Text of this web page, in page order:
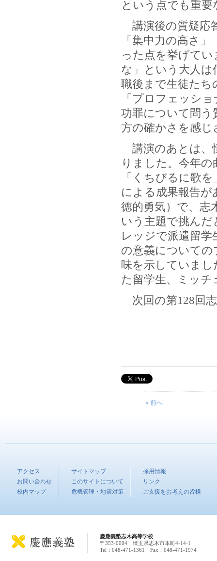
という点でも重
講演後の質疑応
「集中力の高さ
った点を挙げて
な」という大人
職後まで生徒たち
「プロフェッシ
功罪について問う
方の確かさを感
講演のあとは、
りました。今年
「くちびるに歌
による成果報告が
徳的勇気）で、志
いう主題で挑ん
レッジで派遣留
の意義について
味を示していま
た留学生、ミッ
次回の第128回
« 前へ
アクセス
お問い合わせ
校内マップ
サイトマップ
このサイトについて
危機管理・地震対策
採用情報
リンク
ご支援をお考えの皆様
慶應義塾志木高等学校
〒353-0004 埼玉県志木市本町4-14-1
Tel：048-471-1361 Fax：048-471-1974